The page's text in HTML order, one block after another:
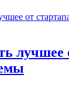
лучшее